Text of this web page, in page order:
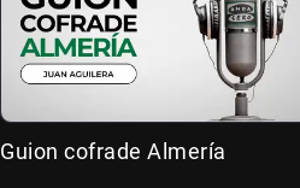
Guion cofrade Almería